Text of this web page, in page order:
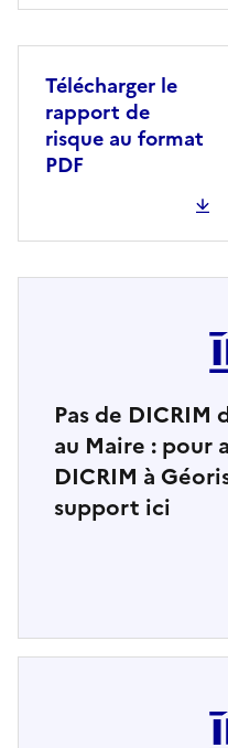
Télécharger le
rapport de
risque au format
PDF
Pas de DICRIM
au Maire : pour
DICRIM à
support ici